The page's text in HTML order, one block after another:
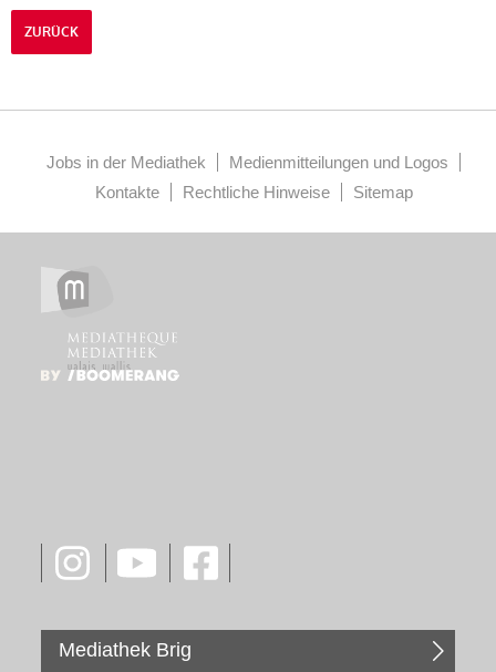
ZURÜCK
Jobs in der Mediathek
Medienmitteilungen und Logos
Kontakte
Rechtliche Hinweise Sitemap
Mediathek Brig